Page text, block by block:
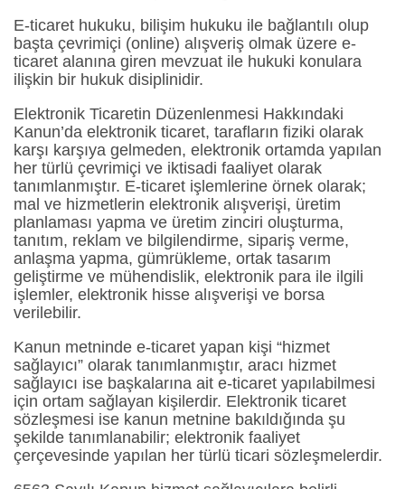
E-ticaret hukuku, bilişim hukuku ile bağlantılı olup
başta çevrimiçi (online) alışveriş olmak üzere e-
ticaret alanına giren mevzuat ile hukuki konulara
ilişkin bir hukuk disiplinidir.
Elektronik Ticaretin Düzenlenmesi Hakkındaki
Kanun’da elektronik ticaret, tarafların fiziki olarak
karşı karşıya gelmeden, elektronik ortamda yapılan
her türlü çevrimiçi ve iktisadi faaliyet olarak
tanımlanmıştır. E-ticaret işlemlerine örnek olarak;
mal ve hizmetlerin elektronik alışverişi, üretim
planlaması yapma ve üretim zinciri oluşturma,
tanıtım, reklam ve bilgilendirme, sipariş verme,
anlaşma yapma, gümrükleme, ortak tasarım
geliştirme ve mühendislik, elektronik para ile ilgili
işlemler, elektronik hisse alışverişi ve borsa
verilebilir.
Kanun metninde e-ticaret yapan kişi “hizmet
sağlayıcı” olarak tanımlanmıştır, aracı hizmet
sağlayıcı ise başkalarına ait e-ticaret yapılabilmesi
için ortam sağlayan kişilerdir. Elektronik ticaret
sözleşmesi ise kanun metnine bakıldığında şu
şekilde tanımlanabilir; elektronik faaliyet
çerçevesinde yapılan her türlü ticari sözleşmelerdir.